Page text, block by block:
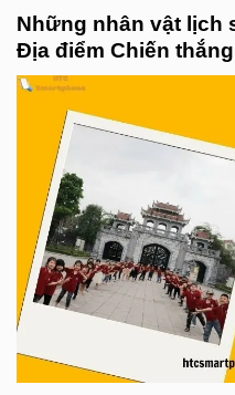
Những nhân vật
Địa điểm Chiến